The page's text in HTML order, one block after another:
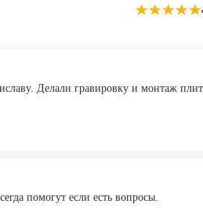
Делали гравировку и монтаж
помогут если есть вопросы.